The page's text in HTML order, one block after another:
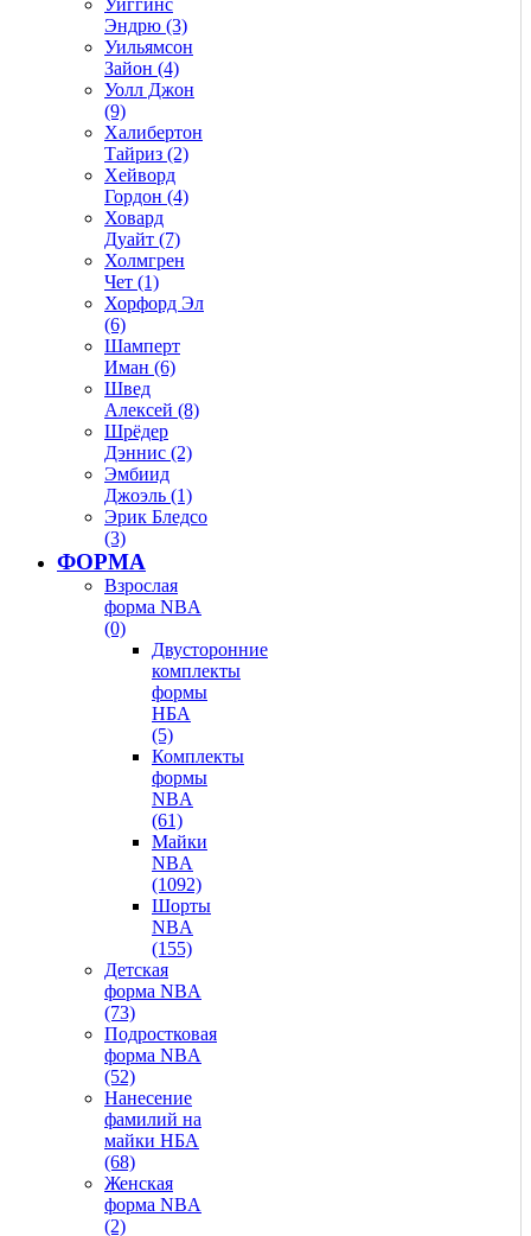
Эндрю (3)
Уильямсон
Зайон (4)
Уолл Джон
(9)
Халибертон
Тайриз (2)
Хейворд
Гордон (4)
Ховард
Дуайт (7)
Холмгрен
Чет (1)
Хорфорд Эл
(6)
Шамперт
Иман (6)
Швед
Алексей (8)
Шрёдер
Дэннис (2)
Эмбиид
Джоэль (1)
Эрик Бледсо
(3)
ФОРМА
Взрослая
форма NBA
(0)
Двусторонние
комплекты
формы
НБА
(5)
Комплекты
формы
NBA
(61)
Майки
NBA
(1092)
Шорты
NBA
(155)
Детская
форма NBA
(73)
Подростковая
форма NBA
(52)
Нанесение
фамилий на
майки НБА
(68)
Женская
форма NBA
(2)